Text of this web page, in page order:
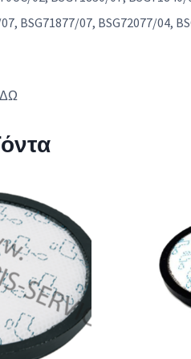
BSG71877/07, BSG72077/04,